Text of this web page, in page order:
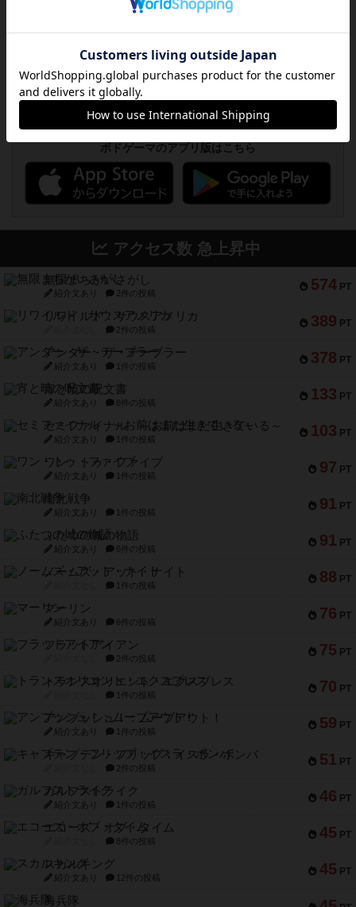
ヴォルフガング・クラマー ウヴェ・ローゼンベルク
フリードマン・フリーゼ カナイセイジ
クレメンス・フランツ
ボドゲーマのアプリ版はこちら
アクセス数 急上昇中
574 PT
無限まちがいさがし
紹介文あり 2件の投稿
389 PT
リワイルド：サウスアメリカ
2件の投稿
378 PT
アンダー・ザ・テーブラー
紹介文あり 1件の投稿
133 PT
宵と暁の呪文書
紹介文あり 8件の投稿
103 PT
セミファイナル ～お前はまだ生きている～
紹介文あり 1件の投稿
97 PT
ワン・トゥ・ファイブ
紹介文あり 1件の投稿
91 PT
南北戦争
紹介文あり 1件の投稿
91 PT
ふたつの城の物語
紹介文あり 6件の投稿
88 PT
ノームズ・アット・ナイト
1件の投稿
76 PT
マーリン
紹介文あり 6件の投稿
75 PT
フラットアイアン
2件の投稿
70 PT
トランスオリエント・エクスプレス
1件の投稿
59 PT
アンブッシュ！：ムーブアウト！
紹介文あり 1件の投稿
51 PT
キャプテン・フリップ：イスラ・ボンバ
2件の投稿
46 PT
ガルフストライク
紹介文あり 1件の投稿
45 PT
エコーズ・オブ・タイム
8件の投稿
45 PT
スカルキング
紹介文あり 12件の投稿
海兵隊